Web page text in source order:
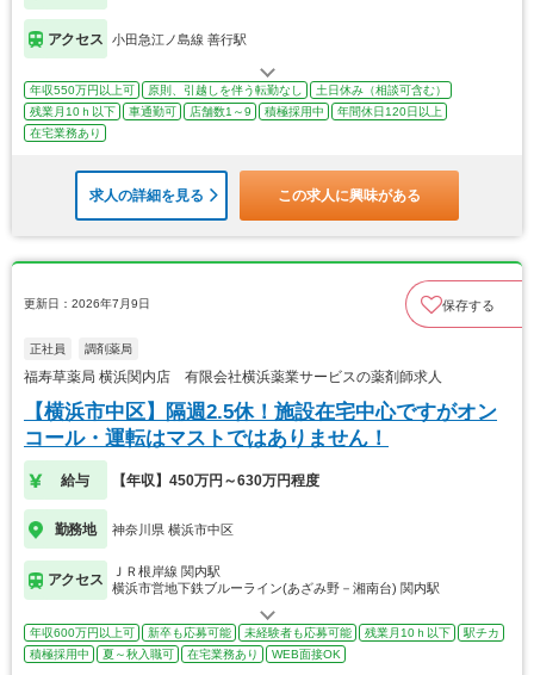
アクセス 小田急江ノ島線 善行駅
年収550万円以上可 原則、引越しを伴う転勤なし
土日休み（相談可含む）
残業月10ｈ以下
車通勤可 店舗数1～9 積極採用中
年間休日120日以上
在宅業務あり
求人の詳細を見る この求人に興味がある
更新日：2026年7月9日 保存する
正社員 調剤薬局
福寿草薬局 横浜関内店 有限会社横浜薬業サービスの薬剤師求人
【横浜市中区】隔週2.5休！施設在宅中心ですがオン
コール・運転はマストではありません！
給与 【年収】450万円～630万円程度
勤務地 神奈川県 横浜市中区
アクセス
ＪＲ根岸線 関内駅
横浜市営地下鉄ブルーライン(あざみ野－湘南台) 関内駅
年収600万円以上可 新卒も応募可能 未経験者も応募可能 残業月10ｈ以下
駅チカ
積極採用中
夏～秋入職可 在宅業務あり WEB面接OK